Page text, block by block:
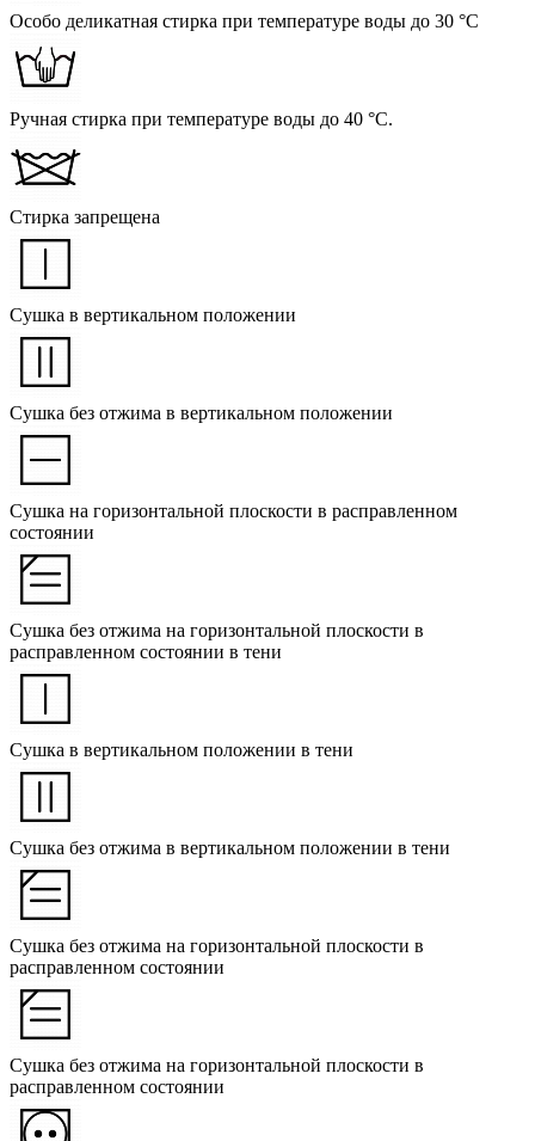
Особо деликатная стирка при температуре воды до 30 °C
Ручная стирка при температуре воды до 40 °C.
Стирка запрещена
Сушка в вертикальном положении
Сушка без отжима в вертикальном положении
Сушка на горизонтальной плоскости в расправленном
состоянии
Сушка без отжима на горизонтальной плоскости в
расправленном состоянии в тени
Сушка в вертикальном положении в тени
Сушка без отжима в вертикальном положении в тени
Сушка без отжима на горизонтальной плоскости в
расправленном состоянии
Сушка без отжима на горизонтальной плоскости в
расправленном состоянии